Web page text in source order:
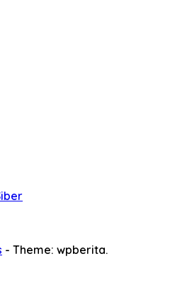
- Theme: wpberita.